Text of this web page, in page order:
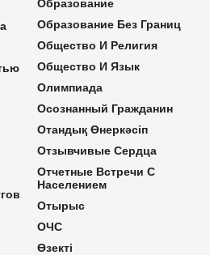
Образование
Образование Без Границ
Общество И Религия
Общество И Язык
Олимпиада
Осознанный Гражданин
Отандық Өнеркәсіп
Отзывчивые Сердца
Отчетные Встречи С
Населением
Отырыс
ОЧС
Өзекті